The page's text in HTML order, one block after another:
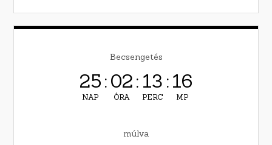
Becsengetés
25
NAP
:02
ÓRA
: 13
PERC
:15
MP
múlva